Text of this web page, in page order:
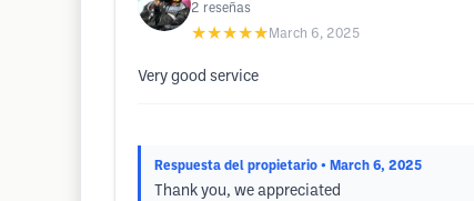
2 reseñas
★★★★★ March 6, 2025
Very good service
Respuesta del propietario • March 6, 2025
Thank you, we appreciated